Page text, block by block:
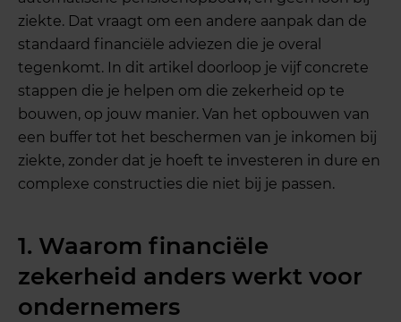
ziekte. Dat vraagt om een andere aanpak dan de
standaard financiële adviezen die je overal
tegenkomt. In dit artikel doorloop je vijf concrete
stappen die je helpen om die zekerheid op te
bouwen, op jouw manier. Van het opbouwen van
een buffer tot het beschermen van je inkomen bij
ziekte, zonder dat je hoeft te investeren in dure en
complexe constructies die niet bij je passen.
1. Waarom financiële
zekerheid anders werkt voor
ondernemers